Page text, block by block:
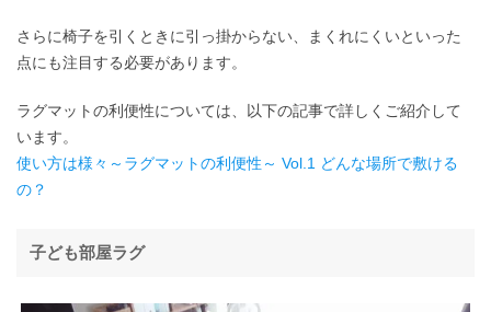
さらに椅子を引くときに引っ掛からない、まくれにくいといった
点にも注目する必要があります。
ラグマットの利便性については、以下の記事で詳しくご紹介して
います。
使い方は様々～ラグマットの利便性～ Vol.1 どんな場所で敷ける
の？
子ども部屋ラグ